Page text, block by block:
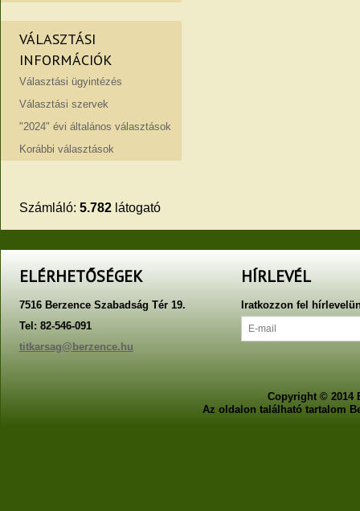
VÁLASZTÁSI
INFORMÁCIÓK
Választási ügyintézés
Választási szervek
"2024" évi általános választások
Korábbi választások
Számláló: 5.782látogató
ELÉRHETŐSÉGEK
7516 Berzence Szabadság Tér 19.
Tel: 82-546-091
titkarsag@berzence.hu
HÍRLEVÉL
Iratkozzon fel
Copyright © 2014
Az oldalon található tartalom